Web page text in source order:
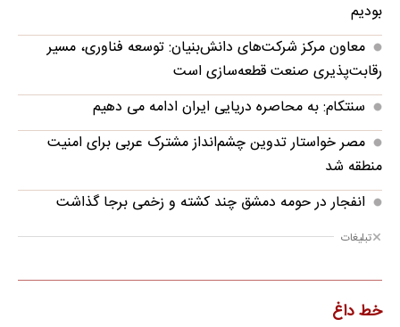
بودیم
معاون مرکز شرکت‌های دانش‌بنیان: توسعه فناوری، مسیر
رقابت‌پذیری صنعت قطعه‌سازی است
سنتکام: به محاصره دریایی ایران ادامه می دهیم
مصر خواستار تدوین چشم‌انداز مشترک عربی برای امنیت
منطقه شد
انفجار در حومه دمشق چند کشته و زخمی برجا گذاشت
تبلیغات
خط داغ